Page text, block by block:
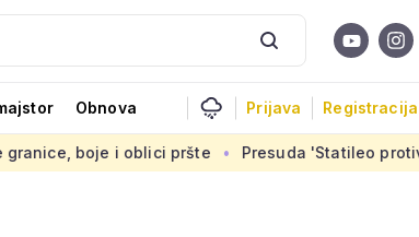
Obnova Prijava Registracija
pršte Presuda 'Statileo protiv Hrvatske':